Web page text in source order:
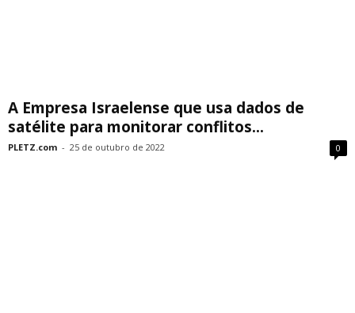
A Empresa Israelense que usa dados de
satélite para monitorar conflitos...
PLETZ.com - 25 de outubro de 2022 0